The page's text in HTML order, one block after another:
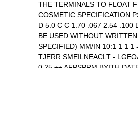
THE TERMINALS TO FLOAT
COSMETIC SPECIFICATION
D 5.0 C C 1.70 .067 2.54 .100
BE USED WITHOUT
SPECIFIED) MM/IN 10:1 1 1 1
TJERR SMEILNEACLT -
0.25 ±± AFPSPRM BYITH